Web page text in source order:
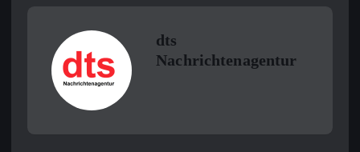
dts
Nachrichtenagentur